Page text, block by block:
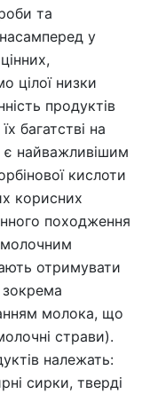
та
у
цілої низки
продуктів
багатстві на
є найважливішим
кислоти
корисних
походження
отримувати
молока, що
страви).
належать:
сирки, тверді